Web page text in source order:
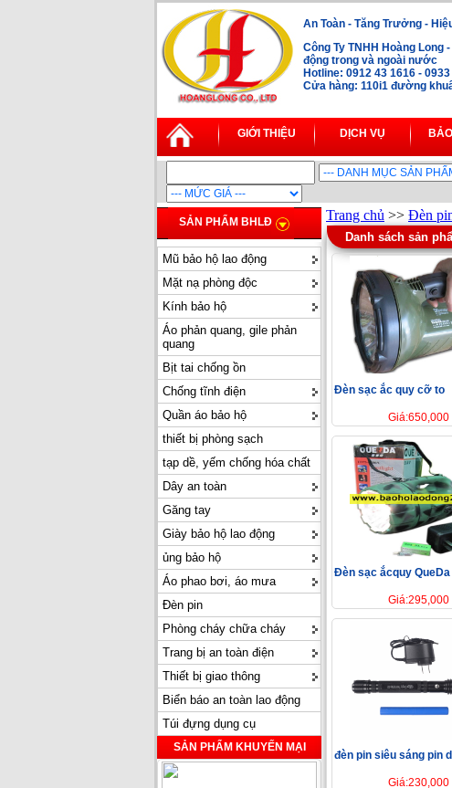
An Toàn - Tăng Trưởng -
Công Ty TNHH Hoàng Long
động trong và ngoài nước
Hotline: 0912 43 1616 -
Cửa hàng: 110i1 đường
GIỚI THIỆU DỊCH VỤ
SẢN PHẨM BHLĐ
Mũ bảo hộ lao động
Mặt nạ phòng độc
Kính bảo hộ
Áo phản quang, gile phản
quang
Bịt tai chống ồn
Chống tĩnh điện
Quần áo bảo hộ
thiết bị phòng sạch
tạp dề, yếm chống hóa chất
Dây an toàn
Găng tay
Giày bảo hộ lao động
ủng bảo hộ
Áo phao bơi, áo mưa
Đèn pin
Phòng cháy chữa cháy
Trang bị an toàn điện
Thiết bị giao thông
Biển báo an toàn lao động
Túi đựng dụng cụ
SẢN PHẨM KHUYẾN MẠI
Trang chủ >> Đèn
Danh sách sản
Đèn sạc ắc quy cỡ to
Giá:650,000
Đèn sạc ắcquy QueDa
Giá:295,000
đèn pin siêu sáng pin
Giá:230,000